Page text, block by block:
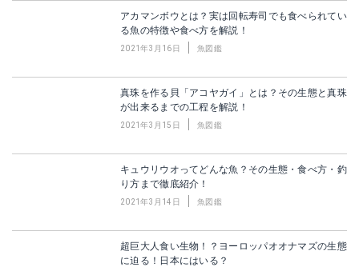
アカマンボウとは？実は回転寿司でも食べられてい
る魚の特徴や食べ方を解説！
2021年3月16日 魚図鑑
真珠を作る貝「アコヤガイ」とは？その生態と真珠
が出来るまでの工程を解説！
2021年3月15日 魚図鑑
キュウリウオってどんな魚？その生態・食べ方・釣
り方まで徹底紹介！
2021年3月14日 魚図鑑
超巨大人食い生物！？ヨーロッパオオナマズの生態
に迫る！日本にはいる？